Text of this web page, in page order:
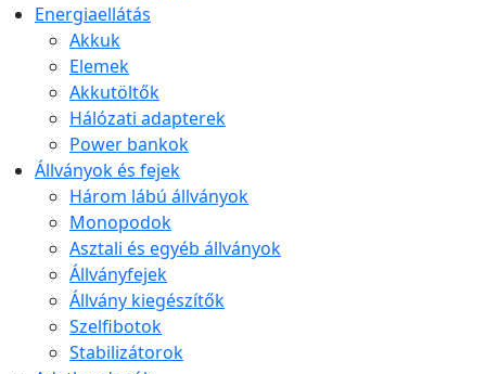
Energiaellátás
Akkuk
Elemek
Akkutöltők
Hálózati adapterek
Power bankok
Állványok és fejek
Három lábú állványok
Monopodok
Asztali és egyéb állványok
Állványfejek
Állvány kiegészítők
Szelfibotok
Stabilizátorok